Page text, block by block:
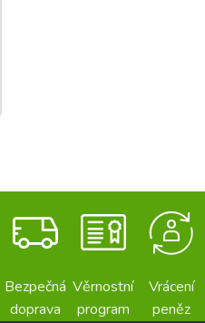
Bezpečná
doprava
Věrnostní
program
Vrácení
peněz